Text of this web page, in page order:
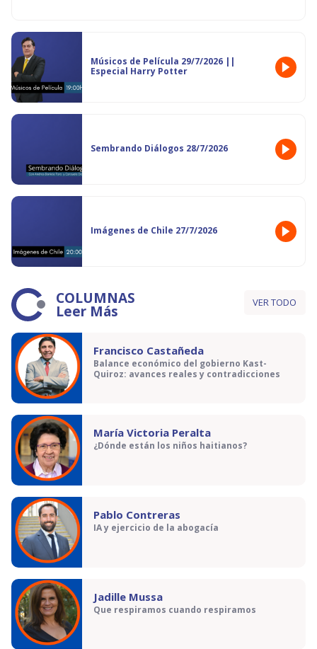
Músicos de Película 29/7/2026 ||
Especial Harry Potter
Sembrando Diálogos 28/7/2026
Imágenes de Chile 27/7/2026
COLUMNAS
Leer Más VER TODO
Francisco Castañeda
Balance económico del gobierno Kast-
Quiroz: avances reales y contradicciones
María Victoria Peralta
¿Dónde están los niños haitianos?
Pablo Contreras
IA y ejercicio de la abogacía
Jadille Mussa
Que respiramos cuando respiramos